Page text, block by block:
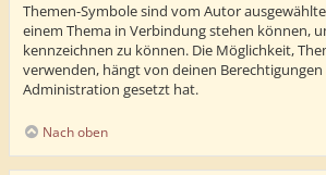
Themen-Symbole sind vom Autor
einem Thema in Verbindung stehen können,
kennzeichnen zu können. Die Möglichkeit,
verwenden, hängt von deinen Berechtigungen
Administration gesetzt hat.
Nach oben